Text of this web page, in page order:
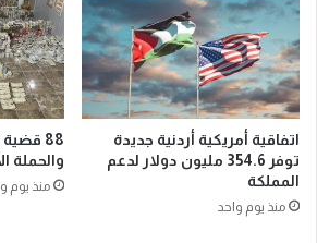
اتفاقية أمريكية أردنية جديدة
توفر 354.6 مليون دولار لدعم
المملكة
منذ يوم واحد
88
والحملة
منذ يوم